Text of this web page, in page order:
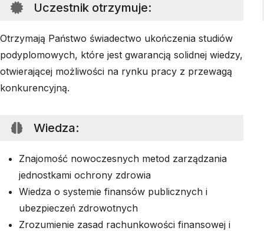
Uczestnik otrzymuje:
Otrzymają Państwo świadectwo ukończenia studiów
podyplomowych, które jest gwarancją solidnej wiedzy,
otwierającej możliwości na rynku pracy z przewagą
konkurencyjną.
Wiedza:
Znajomość nowoczesnych metod zarządzania
jednostkami ochrony zdrowia
Wiedza o systemie finansów publicznych i
ubezpieczeń zdrowotnych
Zrozumienie zasad rachunkowości finansowej i